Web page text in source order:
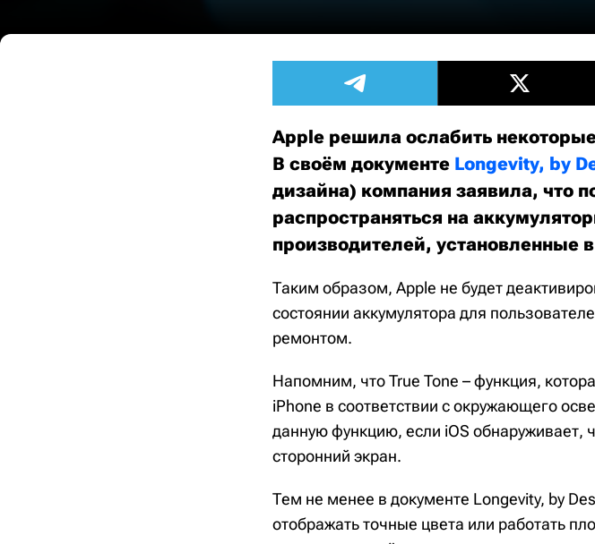
Apple решила ослабить
В своём документе Longevity, by
дизайна) компания заявила, что
распространяться на
производителей, установленные
Таким образом, Apple не будет
состоянии аккумулятора для
ремонтом.
Напомним, что True Tone – функция,
iPhone в соответствии с окружающего
данную функцию, если iOS обнаруживает,
сторонний экран.
Тем не менее в документе Longevity, by
отображать точные цвета или работать